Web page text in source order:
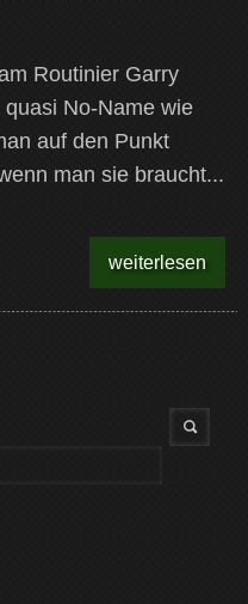
Routinier Garry
No-Name wie
auf den Punkt
man sie braucht...
weiterlesen